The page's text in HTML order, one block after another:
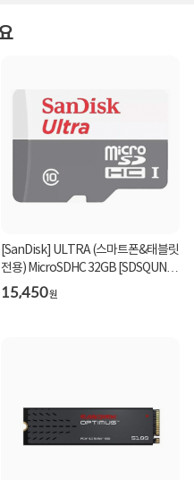
[SanDisk] ULTRA (스마트폰&태블릿
전용) MicroSDHC 32GB [SDSQUNR-
032G-GN3MN]
15,450원